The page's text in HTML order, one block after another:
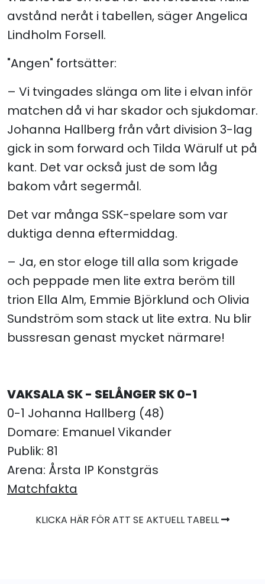
avstånd neråt i tabellen, säger Angelica
Lindholm Forsell.
"Angen" fortsätter:
– Vi tvingades slänga om lite i elvan inför
matchen då vi har skador och sjukdomar.
Johanna Hallberg från vårt division 3-lag
gick in som forward och Tilda Wärulf ut på
kant. Det var också just de som låg
bakom vårt segermål.
Det var många SSK-spelare som var
duktiga denna eftermiddag.
– Ja, en stor eloge till alla som krigade
och peppade men lite extra beröm till
trion Ella Alm, Emmie Björklund och Olivia
Sundström som stack ut lite extra. Nu blir
bussresan genast mycket närmare!
VAKSALA SK - SELÅNGER SK 0-1
0-1 Johanna Hallberg (48)
Domare: Emanuel Vikander
Publik: 81
Arena: Årsta IP Konstgräs
Matchfakta
KLICKA HÄR FÖR ATT SE AKTUELL TABELL